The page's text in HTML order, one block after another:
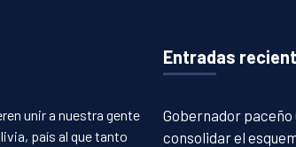
unir a nuestra gente
país al que tanto
Entradas
Gobernador
consolidar el